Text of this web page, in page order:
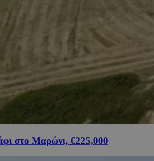
στο Μαρώνι, €225,000